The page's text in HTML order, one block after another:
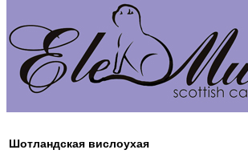
Шотландская вислоухая